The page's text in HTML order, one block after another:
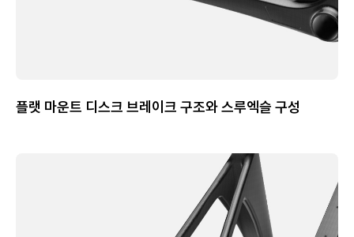
플랫 마운트 디스크 브레이크 구조와 스루엑슬 구성